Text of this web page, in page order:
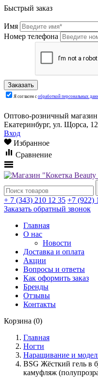
Быстрый заказ
Имя
Номер телефона
Я согласен с обработкой персональных
Оптово-розничный
Екатеринбург, ул. Щорса,
Вход
Избранное
Сравнение
+ 7 (343) 210 12 35 +7 (922)
Заказать обратный звонок
Главная
О нас
Новости
Доставка и оплата
Акции
Вопросы и ответы
Как оформить заказ
Бренды
Отзывы
Контакты
Корзина (0)
Главная
Ногти
Наращивание и
BSG Жёсткий гель в
камуфляж